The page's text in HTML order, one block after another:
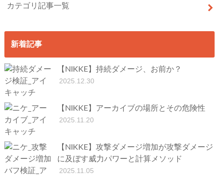
カテゴリ記事一覧
新着記事
【NIKKE】持続ダメージ、お前か？
2025.12.30
【NIKKE】アーカイブの場所とその危険性
2025.11.20
【NIKKE】攻撃ダメージ増加が攻撃ダメージ
に及ぼす威力パワーと計算メソッド
2025.11.05